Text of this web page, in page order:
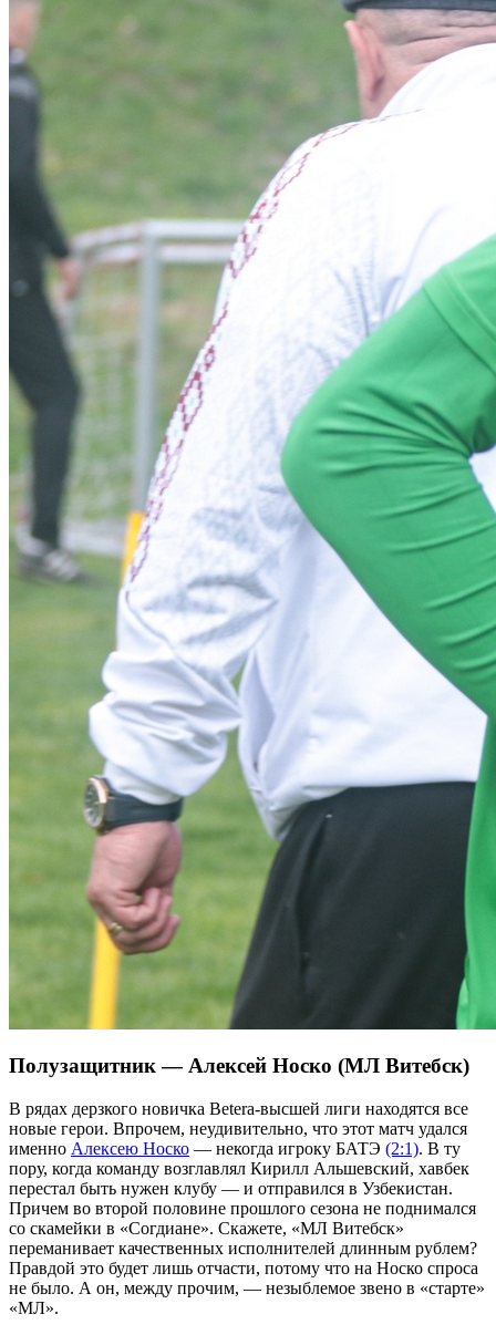
Полузащитник — Алексей Носко (МЛ Витебск)
В рядах дерзкого новичка Betera-высшей лиги находятся все
новые герои. Впрочем, неудивительно, что этот матч удался
именно Алексею Носко — некогда игроку БАТЭ (2:1). В ту
пору, когда команду возглавлял Кирилл Альшевский, хавбек
перестал быть нужен клубу — и отправился в Узбекистан.
Причем во второй половине прошлого сезона не поднимался
со скамейки в «Согдиане». Скажете, «МЛ Витебск»
переманивает качественных исполнителей длинным рублем?
Правдой это будет лишь отчасти, потому что на Носко спроса
не было. А он, между прочим, — незыблемое звено в «старте»
«МЛ».